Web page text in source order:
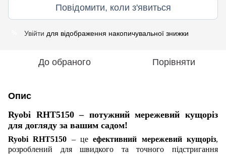
Повідомити, коли з'явиться
Увійти для відображення накопичувальної знижки
До обраного Порівняти
Опис
Ryobi RHT5150 – потужний мережевий кущоріз
для догляду за вашим садом!
Ryobi RHT5150 – цеефективний мережевий кущоріз,
розроблений для швидкого та точного підстригання